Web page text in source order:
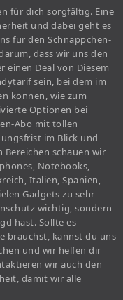
für dich sorgfältig. Eine
und dabei geht es
für den Schnäppchen-
dass wir uns den
einen Deal von Diesem
sein, bei dem im
können, wie zum
Optionen bei
Abo mit tollen
im Blick und
Bereichen schauen wir
Notebooks,
Italien, Spanien,
Gadgets zu sehr
wichtig, sondern
hast. Sollte es
brauchst, kannst du uns
und wir helfen dir
wir auch den
damit wir alle